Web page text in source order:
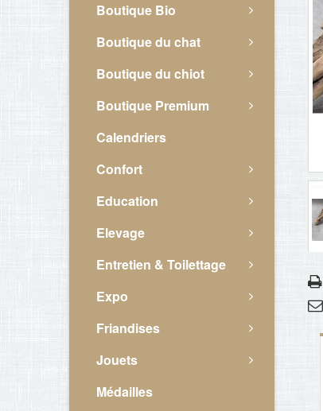
Boutique Bio
Boutique du chat
Boutique du chiot
Boutique Premium
Calendriers
Confort
Education
Elevage
Entretien & Toilettage
Expo
Friandises
Jouets
Médailles